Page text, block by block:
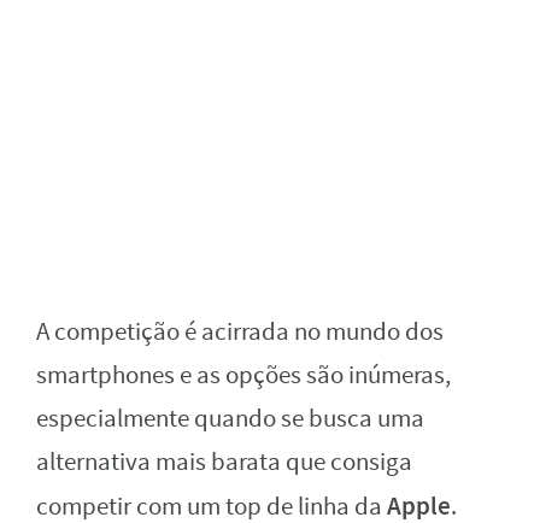
A competição é acirrada no mundo dos
smartphones e as opções são inúmeras,
especialmente quando se busca uma
alternativa mais barata que consiga
competir com um top de linha da Apple.